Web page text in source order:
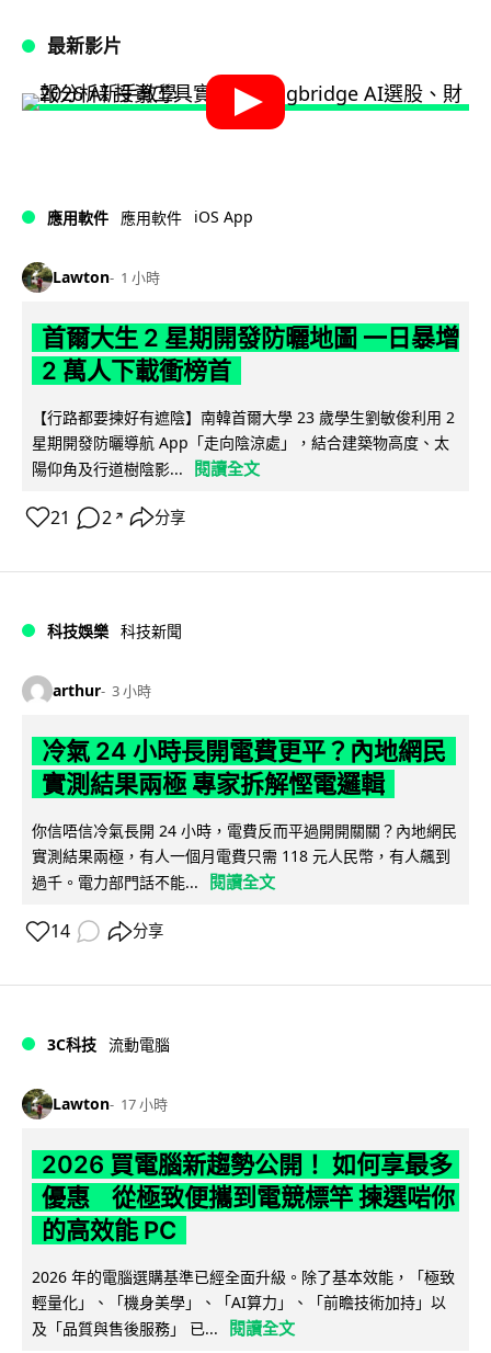
最新影片
應用軟件 應用軟件 iOS App
Lawton 1 小時
首爾大生 2 星期開發防曬地圖 一日暴增
2 萬人下載衝榜首
【行路都要揀好有遮陰】南韓首爾大學 23 歲學生劉敏俊利用 2
星期開發防曬導航 App「走向陰涼處」，結合建築物高度、太
陽仰角及行道樹陰影...
閱讀全文
21 2 ↗ 分享
科技娛樂 科技新聞
arthur 3 小時
冷氣 24 小時長開電費更平？內地網民
實測結果兩極 專家拆解慳電邏輯
你信唔信冷氣長開 24 小時，電費反而平過開開關關？內地網民
實測結果兩極，有人一個月電費只需 118 元人民幣，有人飆到
過千。電力部門話不能...
閱讀全文
14 分享
3C科技 流動電腦
Lawton 17 小時
2026 買電腦新趨勢公開！ 如何享最多
優惠 從極致便攜到電競標竿 揀選啱你
的高效能 PC
2026 年的電腦選購基準已經全面升級。除了基本效能，「極致
輕量化」、「機身美學」、「AI算力」、「前瞻技術加持」以
及「品質與售後服務」 已...
閱讀全文